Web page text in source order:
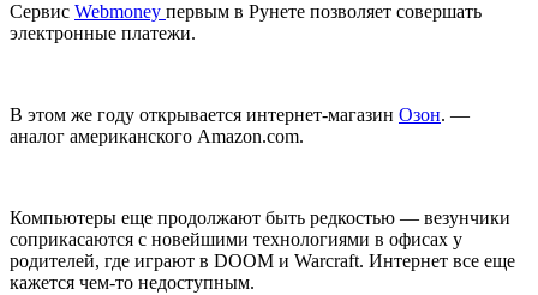
Сервис Webmoney первым в Рунете позволяет совершать
электронные платежи.
В этом же году открывается интернет‑магазин Озон. —
аналог американского Amazon.com.
Компьютеры еще продолжают быть редкостью — везунчики
соприкасаются с новейшими технологиями в офисах у
родителей, где играют в DOOM и Warcraft. Интернет все еще
кажется чем-то недоступным.